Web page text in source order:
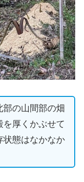
部の山間部の畑
を厚くかぶせて
状態はなかなか